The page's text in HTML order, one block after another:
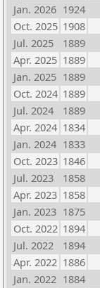
Jan. 2026 1924
Oct. 2025 1908
Jul. 2025
1889
Apr. 2025 1889
Jan. 2025 1889
Oct. 2024 1889
Jul. 2024
1889
Apr. 2024 1834
Jan. 2024 1833
Oct. 2023 1846
Jul. 2023
1858
Apr. 2023 1858
Jan. 2023 1875
Oct. 2022 1894
Jul. 2022
1894
Apr. 2022 1886
Jan. 2022 1884